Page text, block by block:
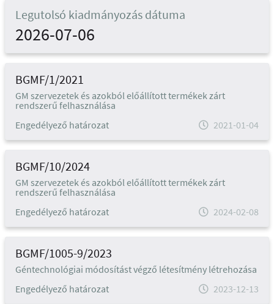
2026-07-06
Legutolsó kiadmányozás dátuma
BGMF/1/2021
GM szervezetek és azokból előállított termékek zárt
rendszerű felhasználása
Engedélyező határozat
2021-01-04
BGMF/10/2024
GM szervezetek és azokból előállított termékek zárt
rendszerű felhasználása
Engedélyező határozat
2024-02-08
BGMF/1005-9/2023
Géntechnológiai módosítást végző létesítmény létrehozása
Engedélyező határozat
2023-12-13